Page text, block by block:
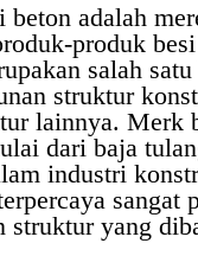
beton adalah
produk
salah
struktur
lainnya. Merk
dari baja
industri
sangat
struktur yang